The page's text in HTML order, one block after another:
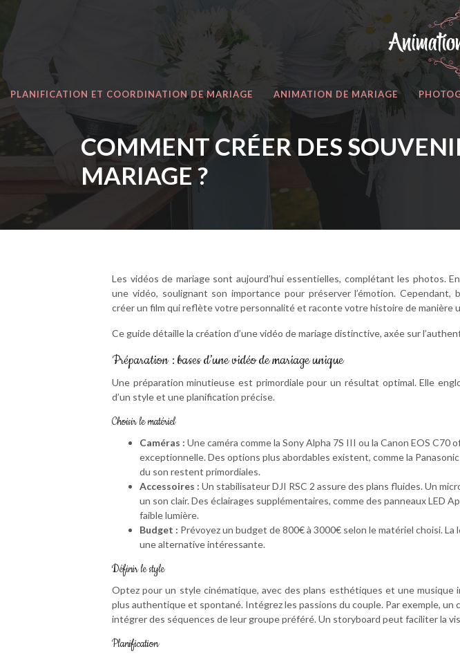
PLANIFICATION ET COORDINATION DE MARIAGE ANIMATION DE MARIAGE
COMMENT CRÉER DES
MARIAGE ?
Les vidéos de mariage sont aujourd’hui essentielles, complétant les photos.
une vidéo, soulignant son importance pour préserver l’émotion. Cependant,
créer un film qui reflète votre personnalité et raconte votre histoire de manière
Ce guide détaille la création d’une vidéo de mariage distinctive, axée sur
Préparation : bases d’une vidéo de mariage unique
Une préparation minutieuse est primordiale pour un résultat optimal. Elle
d’un style et une planification précise.
Choisir le matériel
Caméras : Une caméra comme la Sony Alpha 7S III ou la Canon EOS C70
exceptionnelle. Des options plus abordables existent, comme la Panasonic
du son restent primordiales.
Accessoires : Un stabilisateur DJI RSC 2 assure des plans fluides. Un
un son clair. Des éclairages supplémentaires, comme des panneaux LED
faible lumière.
Budget : Prévoyez un budget de 800€ à 3000€ selon le matériel choisi.
une alternative intéressante.
Définir le style
Optez pour un style cinématique, avec des plans esthétiques et une musique
plus authentique et spontané. Intégrez les passions du couple. Par exemple, un
intégrer des séquences de leur groupe préféré. Un storyboard peut faciliter la
Planification